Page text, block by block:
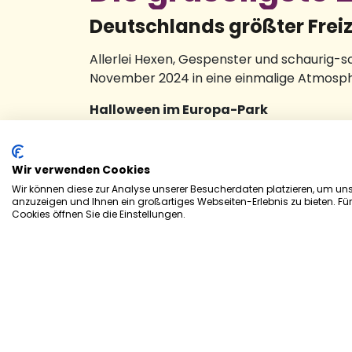
Deutschlands größter
Allerlei Hexen, Gespenster und schaurig-
November 2024 in eine einmalige
Halloween im Europa-Park
kulinarische Angebot und die
gibt es auch in der bunten Jahreszeit
erschreckt. Nach Einbruch der
freuen. Die Wasserwelt Rulantica zeigt
Herbsttagen zu entfliehen. Zwischen
Wir verwenden Cookies
Wir können diese zur Analyse unserer Besucherdaten platzieren, um
anzuzeigen und Ihnen ein großartiges Webseiten-Erlebnis zu bieten.
Cookies öffnen Sie die Einstellungen.